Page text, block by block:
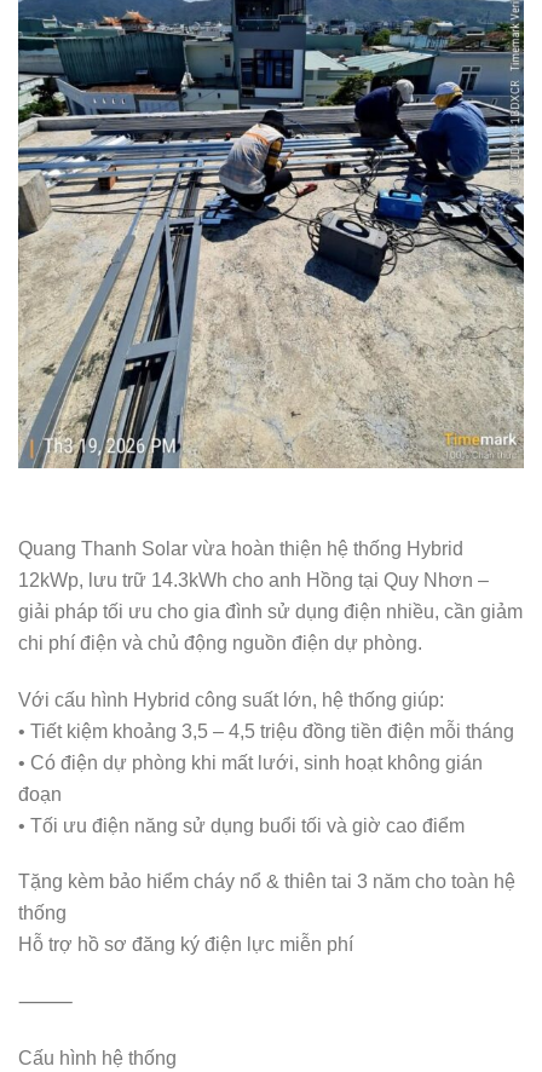
Quang Thanh Solar vừa hoàn thiện hệ thống Hybrid
12kWp, lưu trữ 14.3kWh cho anh Hồng tại Quy Nhơn –
giải pháp tối ưu cho gia đình sử dụng điện nhiều, cần giảm
chi phí điện và chủ động nguồn điện dự phòng.
Với cấu hình Hybrid công suất lớn, hệ thống giúp:
• Tiết kiệm khoảng 3,5 – 4,5 triệu đồng tiền điện mỗi tháng
• Có điện dự phòng khi mất lưới, sinh hoạt không gián
đoạn
• Tối ưu điện năng sử dụng buổi tối và giờ cao điểm
Tặng kèm bảo hiểm cháy nổ & thiên tai 3 năm cho toàn hệ
thống
Hỗ trợ hồ sơ đăng ký điện lực miễn phí
⸻
Cấu hình hệ thống